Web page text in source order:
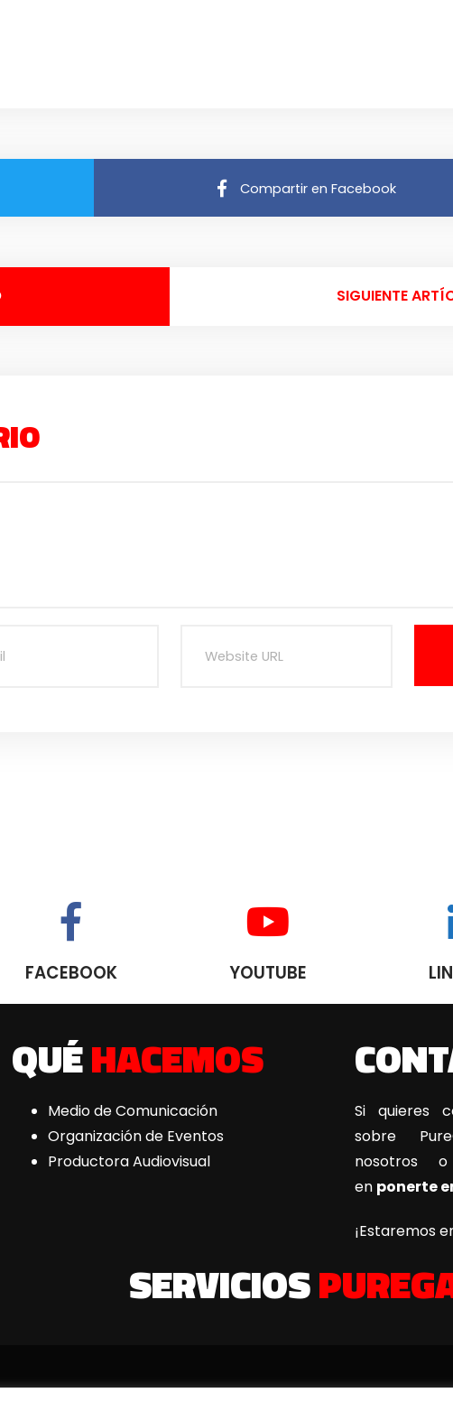
Compartir en Facebook
SIGUIENTE
FACEBOOK YOUTUBE
QUÉHACEMOS
Medio de Comunicación
Organización de Eventos
Productora Audiovisual
Si quieres
sobre
nosotros
en ponerte
¡Estaremos
SERVICIOS